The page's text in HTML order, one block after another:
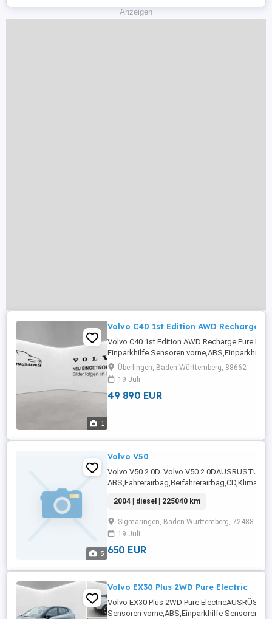
Anzeigen
1
Volvo C40 1st Edition AWD Recharge
Volvo C40 1st Edition AWD Recharge Pure
Einparkhilfe Sensoren vorne,ABS,Einparkhilfe
hinten,Fahrerairbag,Einparkhilfe
Lenkrad,Berganfahrassistent,Radio,DAB-
Heckklappe,Servolenkung,Elektrische ...
Überlingen, Baden-Württemberg, 88662
19 Juli
49 890 EUR
5
Volvo V50
Volvo V50 2.0D. Volvo V50 2.0DAUSRÜSTUNG:
2004 | diesel | 225040 km
Sigmaringen, Baden-Württemberg, 72488
19 Juli
650 EUR
Volvo EX30 Plus 2WD Pure Electric
Volvo EX30 Plus 2WD Pure
Sensoren vorne,ABS,Einparkhilfe Sensoren